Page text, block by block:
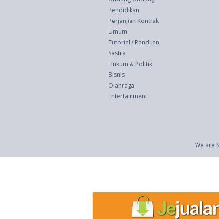
Pendidikan
Perjanjian Kontrak
Umum
Tutorial / Panduan
Sastra
Hukum & Politik
Bisnis
Olahraga
Entertainment
We are